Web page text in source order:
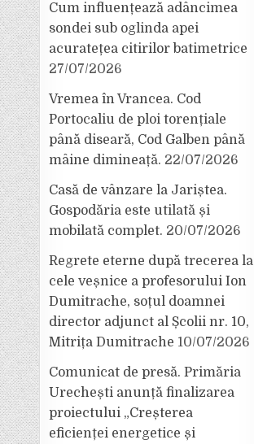
Cum influențează adâncimea
sondei sub oglinda apei
acuratețea citirilor batimetrice
27/07/2026
Vremea în Vrancea. Cod
Portocaliu de ploi torențiale
până diseară, Cod Galben până
mâine dimineață. 22/07/2026
Casă de vânzare la Jariștea.
Gospodăria este utilată și
mobilată complet. 20/07/2026
Regrete eterne după trecerea la
cele veșnice a profesorului Ion
Dumitrache, soțul doamnei
director adjunct al Școlii nr. 10,
Mitrița Dumitrache 10/07/2026
Comunicat de presă. Primăria
Urechești anunță finalizarea
proiectului „Creșterea
eficienței energetice și